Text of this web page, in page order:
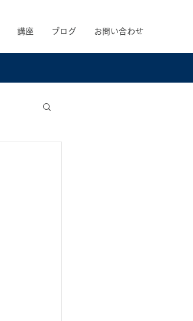
講座 ブログ お問い合わせ